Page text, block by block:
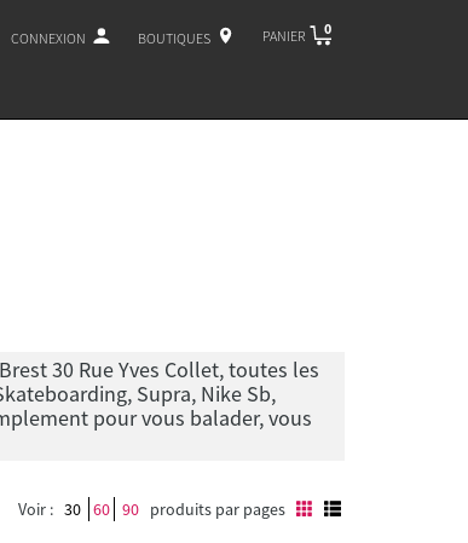
CONNEXION BOUTIQUES PANIER 0
30 Rue Yves Collet, toutes les
Supra, Nike Sb,
pour vous balader, vous
Voir : 30 60 90 produits par pages